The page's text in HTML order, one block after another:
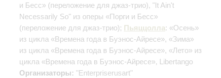
и Бесс» (переложение для джаз-трио), "It Ain't
Necessarily So" из оперы «Порги и Бесс»
(переложение для джаз-трио); Пьяццолла: «Осень»
из цикла «Времена года в Буэнос-Айресе», «Зима»
из цикла «Времена года в Буэнос-Айресе», «Лето» из
цикла «Времена года в Буэнос-Айресе», Libertango
Организаторы: "Enterpriserusart"